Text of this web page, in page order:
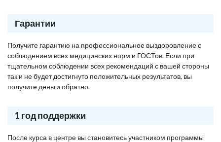
Гарантии
Получите гарантию на профессиональное выздоровление с
соблюдением всех медицинских норм и ГОСТов. Если при
тщательном соблюдении всех рекомендаций с вашей стороны
так и не будет достигнуто положительных результатов, вы
получите деньги обратно.
1 год поддержки
После курса в центре вы становитесь участником программы